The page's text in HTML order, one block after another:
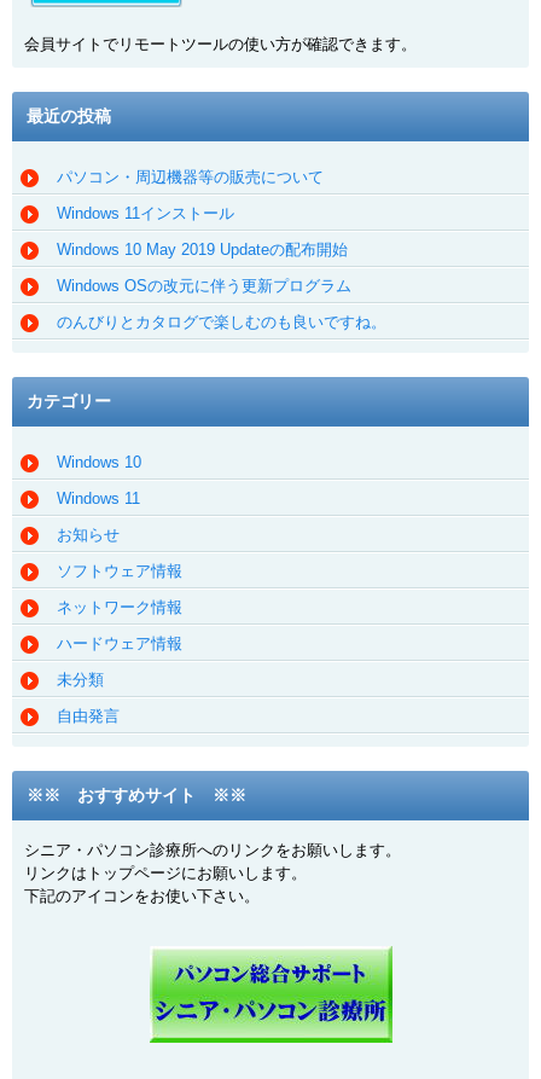
会員サイトでリモートツールの使い方が確認できます。
最近の投稿
パソコン・周辺機器等の販売について
Windows 11インストール
Windows 10 May 2019 Updateの配布開始
Windows OSの改元に伴う更新プログラム
のんびりとカタログで楽しむのも良いですね。
カテゴリー
Windows 10
Windows 11
お知らせ
ソフトウェア情報
ネットワーク情報
ハードウェア情報
未分類
自由発言
※※ おすすめサイト ※※
シニア・パソコン診療所へのリンクをお願いします。
リンクはトップページにお願いします。
下記のアイコンをお使い下さい。